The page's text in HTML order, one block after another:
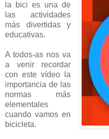
la bici es una de
las actividades
más divertidas y
educativas.
A todos-as nos va
a venir recordar
con este vídeo la
importancia de las
normas más
elementales
cuando vamos en
bicicleta.